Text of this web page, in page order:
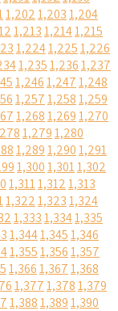
1,2021,2031,204
1,2131,2141,215
1,2241,2251,226
1,2351,2361,237
1,2461,2471,248
1,2571,2581,259
1,2681,2691,270
1,2791,280
1,2891,2901,291
1,3001,3011,302
1,3111,3121,313
1,3221,3231,324
1,3331,3341,335
1,3441,3451,346
1,3551,3561,357
1,3661,3671,368
1,3771,3781,379
1,3881,3891,390